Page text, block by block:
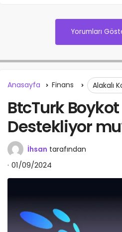
Yorumları
Anasayfa Finans Alakalı
BtcTurk
Destekliyor
İhsan tarafından
01/09/2024